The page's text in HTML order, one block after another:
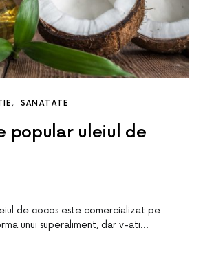
SANATATE
popular uleiul de
de cocos este comercializat pe
unui superaliment, dar v-ati…